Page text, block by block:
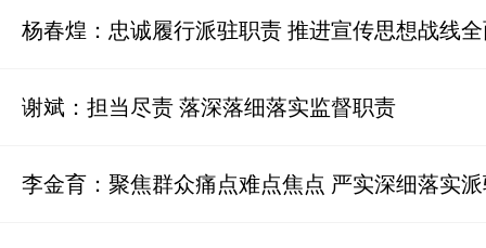
杨春煌：忠诚履行派驻职责 推进宣传思想战线
谢斌：担当尽责 落深落细落实监督职责
李金育：聚焦群众痛点难点焦点 严实深细落实